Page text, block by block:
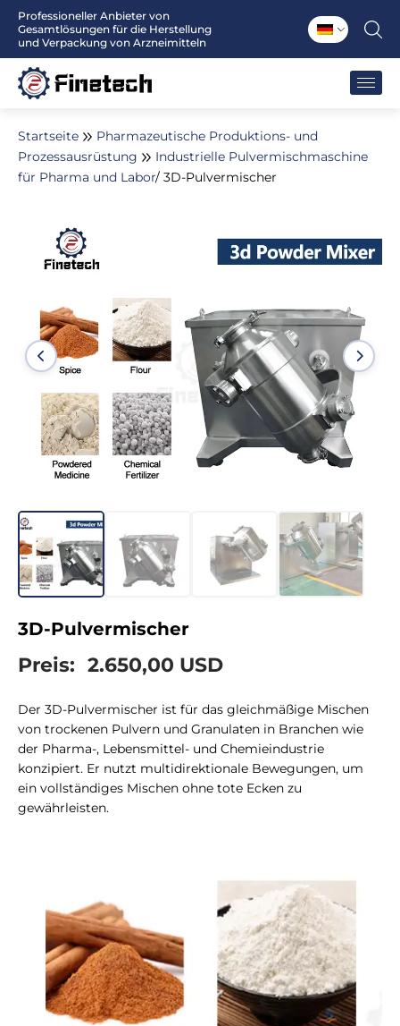
Zum
Inhalt
Professioneller Anbieter von
Gesamtlösungen für die Herstellung
und Verpackung von Arzneimitteln
Startseite
Pharmazeutische Produktions- und
Prozessausrüstung
Industrielle Pulvermischmaschine
für Pharma und Labor/ 3D-Pulvermischer
3D-Pulvermischer
Preis: 2.650,00 USD
Der 3D-Pulvermischer ist für das gleichmäßige Mischen
von trockenen Pulvern und Granulaten in Branchen wie
der Pharma-, Lebensmittel- und Chemieindustrie
konzipiert. Er nutzt multidirektionale Bewegungen, um
ein vollständiges Mischen ohne tote Ecken zu
gewährleisten.